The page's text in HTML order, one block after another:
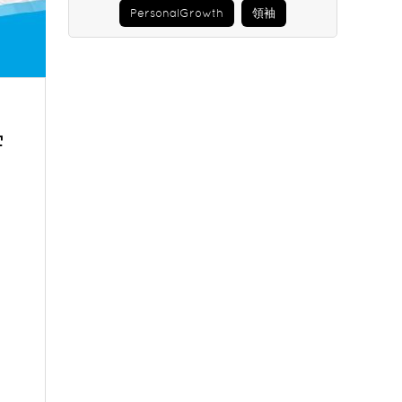
PersonalGrowth 領袖